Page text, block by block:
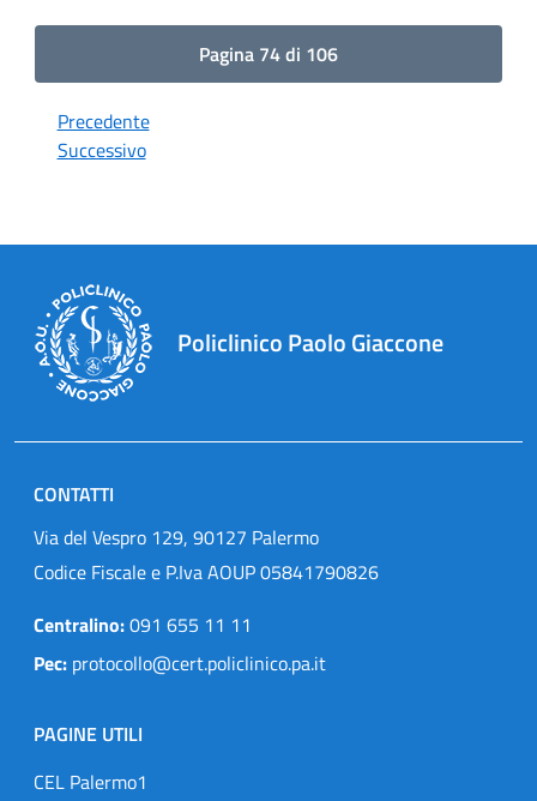
Pagina 74 di 106
Precedente
Successivo
Policlinico Paolo Giaccone
CONTATTI
Via del Vespro 129, 90127 Palermo
Codice Fiscale e P.Iva AOUP 05841790826
Centralino:091 655 11 11
Pec: protocollo@cert.policlinico.pa.it
PAGINE UTILI
CEL Palermo1